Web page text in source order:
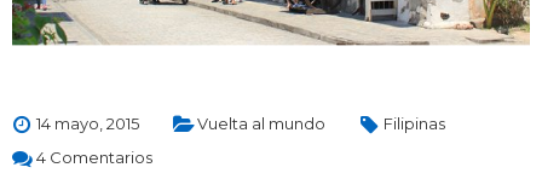
14 mayo, 2015 Vuelta al mundo
Filipinas
4 Comentarios